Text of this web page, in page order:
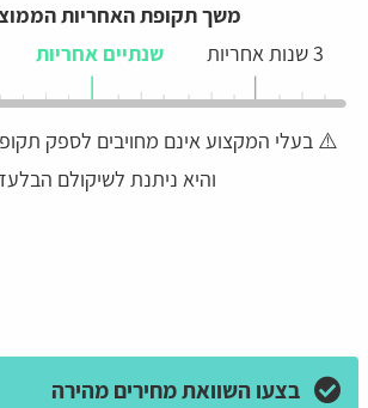
משך תקופת האחריות
3 שנות אחריות
שנתיים אחריות
⚠️ בעלי המקצוע אינם מחויבים לספק
והיא ניתנת לשיקולם
בצעו השוואת מחירים מהירה